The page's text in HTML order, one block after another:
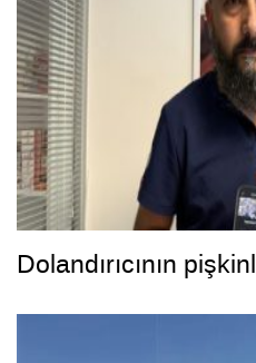
Dolandırıcının